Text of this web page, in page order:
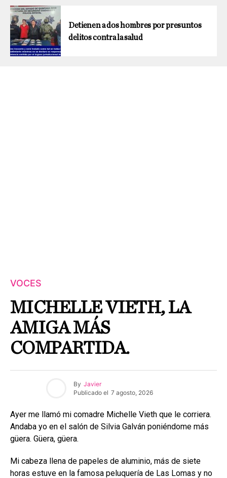
Detienen a dos hombres por presuntos
delitos contra la salud
VOCES
MICHELLE VIETH, LA
AMIGA MÁS
COMPARTIDA.
By Javier
Publicado el 7 agosto, 2026
Ayer me llamó mi comadre Michelle Vieth que le corriera.
Andaba yo en el salón de Silvia Galván poniéndome más
güera. Güera, güera.
Mi cabeza llena de papeles de aluminio, más de siete
horas estuve en la famosa peluquería de Las Lomas y no